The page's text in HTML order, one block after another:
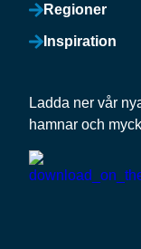
Ladda ner vår
hamnar och
Regioner
Inspiration